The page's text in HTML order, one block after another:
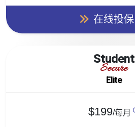
在线投保
Student
Secure
Elite
$199/每月